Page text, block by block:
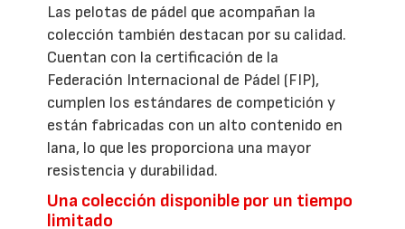
Las pelotas de pádel que acompañan la
colección también destacan por su calidad.
Cuentan con la certificación de la
Federación Internacional de Pádel (FIP),
cumplen los estándares de competición y
están fabricadas con un alto contenido en
lana, lo que les proporciona una mayor
resistencia y durabilidad.
Una colección disponible por un tiempo
limitado